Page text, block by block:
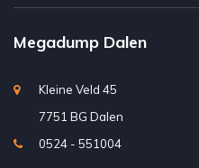
Megadump Dalen
Kleine Veld 45
7751 BG Dalen
0524 - 551004